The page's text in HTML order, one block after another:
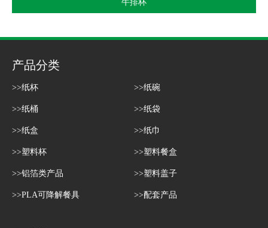
牛排杯
产品分类
>>纸杯 >>纸碗
>>纸桶 >>纸袋
>>纸盒 >>纸巾
>>塑料杯 >>塑料餐盒
>>铝箔类产品 >>塑料盖子
>>PLA可降解餐具 >>配套产品